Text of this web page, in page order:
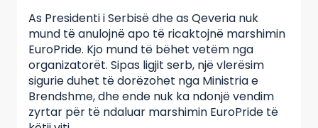
As Presidenti i Serbisë dhe as Qeveria nuk
mund të anulojnë apo të ricaktojnë marshimin
EuroPride. Kjo mund të bëhet vetëm nga
organizatorët. Sipas ligjit serb, një vlerësim
sigurie duhet të dorëzohet nga Ministria e
Brendshme, dhe ende nuk ka ndonjë vendim
zyrtar për të ndaluar marshimin EuroPride të